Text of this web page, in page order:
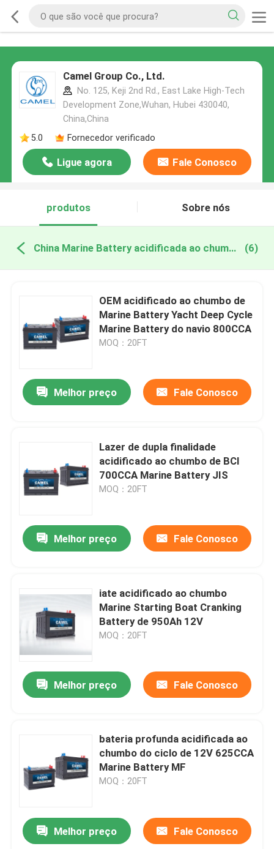
Camel Group Co., Ltd.
No. 125, Keji 2nd Rd., East Lake High-Tech
Development Zone,Wuhan, Hubei 430040,
China,China
5.0
Fornecedor verificado
Ligue agora Fale Conosco
produtos Sobre nós
China Marine Battery acidificada ao chumbo (6)
OEM acidificado ao chumbo de
Marine Battery Yacht Deep Cycle
Marine Battery do navio 800CCA
MOQ：20FT
Melhor preço Fale Conosco
Lazer de dupla finalidade
acidificado ao chumbo de BCI
700CCA Marine Battery JIS
MOQ：20FT
Melhor preço Fale Conosco
iate acidificado ao chumbo
Marine Starting Boat Cranking
Battery de 950Ah 12V
MOQ：20FT
Melhor preço Fale Conosco
bateria profunda acidificada ao
chumbo do ciclo de 12V 625CCA
Marine Battery MF
MOQ：20FT
Melhor preço Fale Conosco